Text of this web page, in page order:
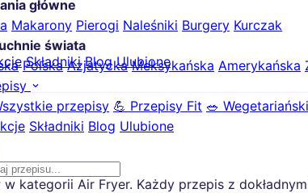
główne
Makarony Pierogi Naleśniki Burgery Kurczak
świata
Polska Azjatycka Meksykańska Amerykańska
przepisy 💪 Przepisy Fit 🥗
Składniki Blog Ulubione
Składniki Blog Ulubione
kategorii Air Fryer. Każdy przepis z